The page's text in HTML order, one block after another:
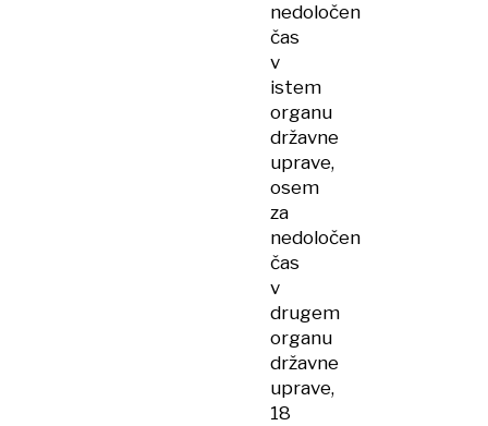
nedoločen
čas
v
istem
organu
državne
uprave,
osem
za
nedoločen
čas
v
drugem
organu
državne
uprave,
18